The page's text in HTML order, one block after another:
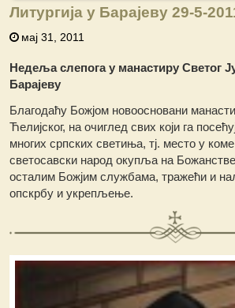
Литургија у Барајеву 29-5-
мај 31, 2011
Недеља слепога у манастиру Светог
Барајеву
Благодаћу Божјом новоосновани
Ћелијског, на очиглед свих који га
многих српских светиња, тј. место у
светосавски народ окупља на
осталим Божјим службама, тражећи и
опскрбу и укрепљење.